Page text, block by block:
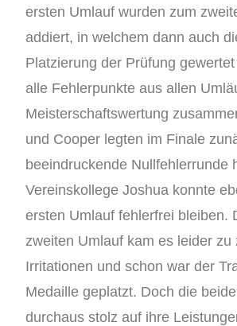
ersten Umlauf wurden zum
addiert, in welchem dann auch
Platzierung der Prüfung
alle Fehlerpunkte aus allen
Meisterschaftswertung
und Cooper legten im Finale
beeindruckende Nullfehlerrunde
Vereinskollege Joshua konnte
ersten Umlauf fehlerfrei bleiben.
zweiten Umlauf kam es leider zu
Irritationen und schon war der
Medaille geplatzt. Doch die
durchaus stolz auf ihre